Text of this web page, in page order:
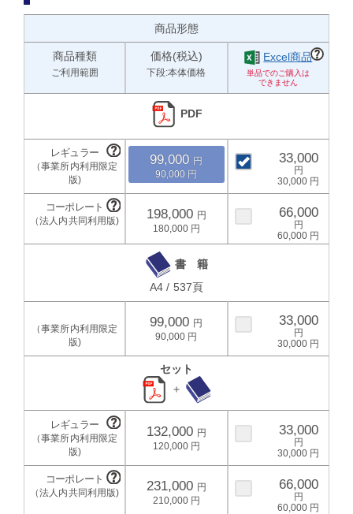
商品形態
商品種類
ご利用範囲
価格(税込)
下段:本体価格
Excel商品
PDF
99,000
90,000
33,000
30,000
198,000
180,000
66,000
60,000
書 籍
A4 / 537頁
99,000
90,000
33,000
30,000
セット
＋
132,000
120,000
33,000
30,000
231,000
210,000
66,000
60,000